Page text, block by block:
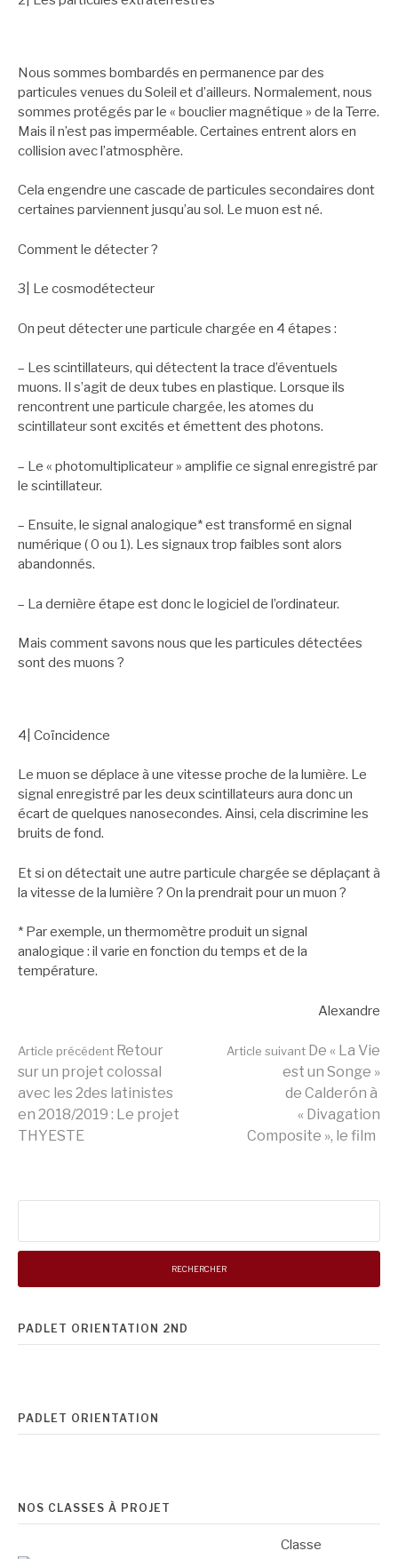
Nous sommes bombardés en permanence par des
particules venues du Soleil et d’ailleurs. Normalement, nous
sommes protégés par le « bouclier magnétique » de la Terre.
Mais il n’est pas imperméable. Certaines entrent alors en
collision avec l’atmosphère.
Cela engendre une cascade de particules secondaires dont
certaines parviennent jusqu’au sol. Le muon est né.
Comment le détecter ?
3| Le cosmodétecteur
On peut détecter une particule chargée en 4 étapes :
– Les scintillateurs, qui détectent la trace d’éventuels
muons. Il s’agit de deux tubes en plastique. Lorsque ils
rencontrent une particule chargée, les atomes du
scintillateur sont excités et émettent des photons.
– Le « photomultiplicateur » amplifie ce signal enregistré par
le scintillateur.
– Ensuite, le signal analogique* est transformé en signal
numérique ( 0 ou 1). Les signaux trop faibles sont alors
abandonnés.
– La dernière étape est donc le logiciel de l’ordinateur.
Mais comment savons nous que les particules détectées
sont des muons ?
4| Coïncidence
Le muon se déplace à une vitesse proche de la lumière. Le
signal enregistré par les deux scintillateurs aura donc un
écart de quelques nanosecondes. Ainsi, cela discrimine les
bruits de fond.
Et si on détectait une autre particule chargée se déplaçant à
la vitesse de la lumière ? On la prendrait pour un muon ?
* Par exemple, un thermomètre produit un signal
analogique : il varie en fonction du temps et de la
température.
Alexandre
Lire
la
Article précédent Retour
sur un projet colossal
avec les 2des latinistes
en 2018/2019 : Le projet
THYESTE
Article suivant De « La Vie
est un Songe »
de Calderón à
« Divagation
Composite », le film
PADLET ORIENTATION 2ND
PADLET ORIENTATION
NOS CLASSES À PROJET
Classe